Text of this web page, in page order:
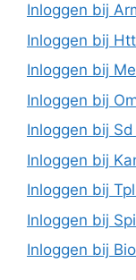
Inloggen bij
Inloggen bij
Inloggen bij
Inloggen bij
Inloggen bij
Inloggen bij
Inloggen bij
Inloggen bij
Inloggen bij